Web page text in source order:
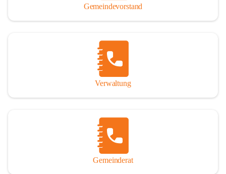
Gemeindevorstand
Verwaltung
Gemeinderat